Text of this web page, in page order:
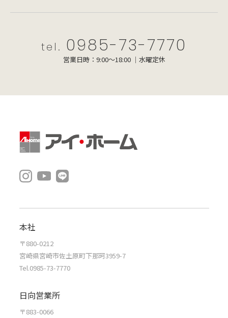
tel. 0985-73-7770
営業日時：9:00～18:00 ｜水曜定休
本社
〒880-0212
宮崎県宮崎市佐土原町下那珂3959-7
Tel.0985-73-7770
日向営業所
〒883-0066